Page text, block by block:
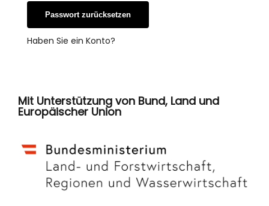
Haben Sie ein Konto?
Mit Unterstützung von Bund, Land und
Europäischer Union